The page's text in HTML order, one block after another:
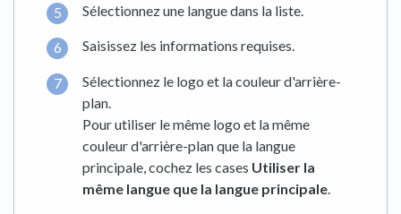
Sélectionnez une langue dans la liste.
Saisissez les informations requises.
Sélectionnez le logo et la couleur d'arrière-
plan.
Pour utiliser le même logo et la même
couleur d'arrière-plan que la langue
principale, cochez les cases Utiliser la
même langue que la langue principale